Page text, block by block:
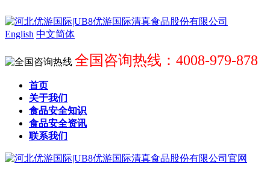
English 中文简体
全国咨询热线：4008-979-878
首页
关于我们
食品安全知识
食品安全资讯
联系我们